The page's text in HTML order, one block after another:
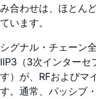
み合わせは、ほとん
ています。
シグナル・チェーン
IIP3（3次インターセ
す）が、RFおよびマ
す。通常、パッシブ